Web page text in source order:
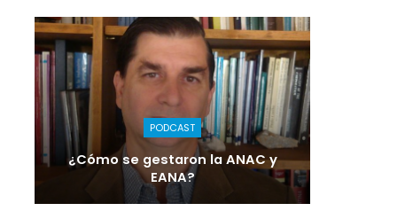
PODCAST
¿Cómo se gestaron la ANAC y
EANA?